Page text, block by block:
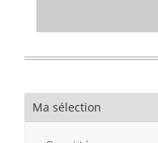
Ma sélection